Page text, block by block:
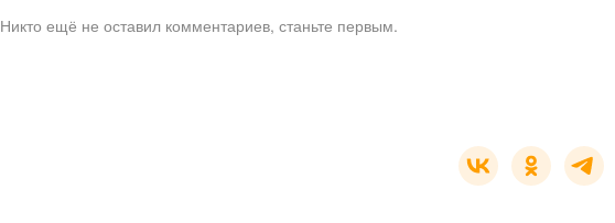
Никто ещё не оставил комментариев, станьте первым.